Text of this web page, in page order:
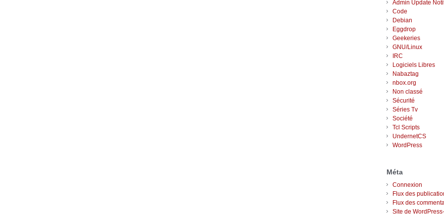
Admin Update
Code
Debian
Eggdrop
Geekeries
GNU/Linux
IRC
Logiciels Libres
Nabaztag
nbox.org
Non classé
Sécurité
Séries Tv
Société
Tcl Scripts
UndernetCS
WordPress
Méta
Connexion
Flux des
Flux des
Site de